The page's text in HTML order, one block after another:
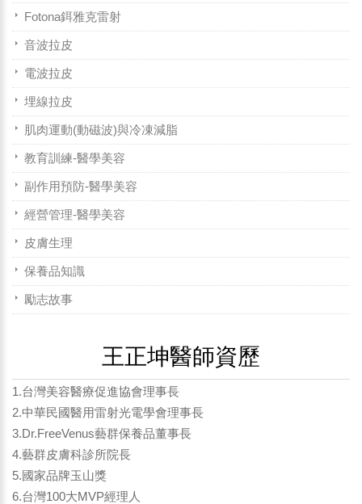
Fotona鉺雅克雷射
音波拉皮
電波拉皮
埋線拉皮
肌肉運動(動磁波)與冷凍減脂
教育訓練-醫學美容
副作用預防-醫學美容
經營管理-醫學美容
皮膚生理
保養品知識
勵志故事
王正坤醫師資歷
1.台灣美容醫療促進協會理事長
2.中華民國醫用雷射光電學會理事長
3.Dr.FreeVenus藝群保養品董事長
4.藝群皮膚科診所院長
5.國家品牌玉山獎
6.台灣100大MVP經理人